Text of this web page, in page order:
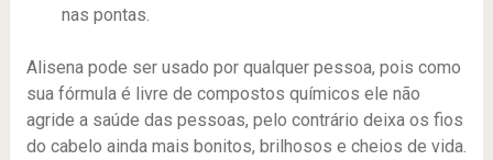
nas pontas.
Alisena pode ser usado por qualquer pessoa, pois como
sua fórmula é livre de compostos químicos ele não
agride a saúde das pessoas, pelo contrário deixa os fios
do cabelo ainda mais bonitos, brilhosos e cheios de vida.